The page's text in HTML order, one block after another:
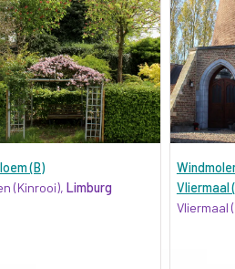
(B)
(Kinrooi), Limburg
Vliermaal
Vliermaal